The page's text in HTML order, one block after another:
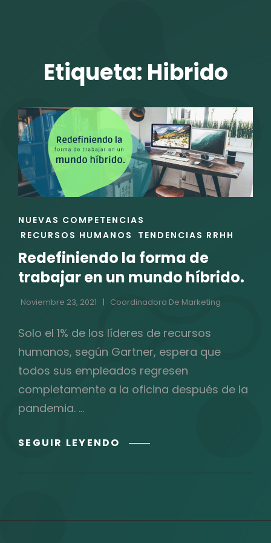
Etiqueta: Hibrido
ENLACES
DE
CATEGORÍAS
NUEVAS COMPETENCIAS
RECURSOS HUMANOS
TENDENCIAS RRHH
Redefiniendo la forma de
trabajar en un mundo híbrido.
Noviembre 23, 2021 Coordinadora De Marketing
Solo el 1% de los líderes de recursos
humanos, según Gartner, espera que
todos sus empleados regresen
completamente a la oficina después de la
pandemia. …
SEGUIR LEYENDO REDEFINIENDO
FORMA
EN